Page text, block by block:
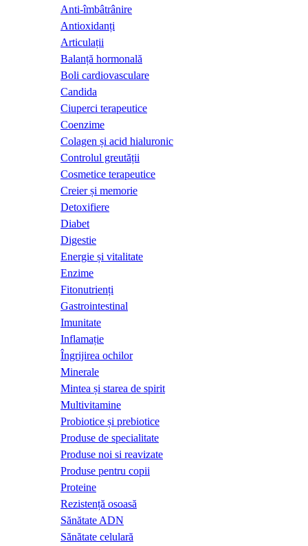
Anti-îmbâtrânire
Antioxidanți
Articulații
Balanță hormonală
Boli cardiovasculare
Candida
Ciuperci terapeutice
Coenzime
Colagen și acid hialuronic
Controlul greutății
Cosmetice terapeutice
Creier și memorie
Detoxifiere
Diabet
Digestie
Energie și vitalitate
Enzime
Fitonutrienți
Gastrointestinal
Imunitate
Inflamație
Îngrijirea ochilor
Minerale
Mintea și starea de spirit
Multivitamine
Probiotice și prebiotice
Produse de specialitate
Produse noi si reavizate
Produse pentru copii
Proteine
Rezistență osoasă
Sănătate ADN
Sănătate celulară